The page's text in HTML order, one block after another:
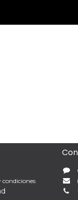
condiciones